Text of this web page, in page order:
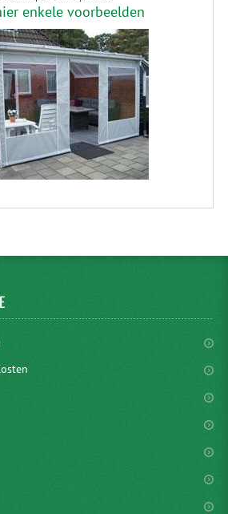
enkele voorbeelden